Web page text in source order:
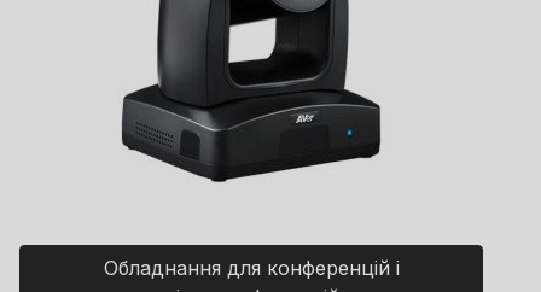
Обладнання для конференцій і